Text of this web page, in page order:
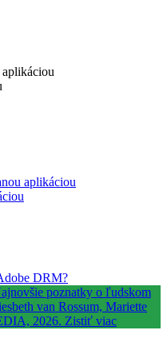
aplikáciou
DRM?